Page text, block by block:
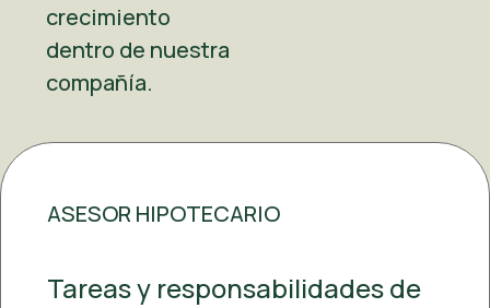
crecimiento
dentro de nuestra
compañía.
ASESOR HIPOTECARIO
Tareas y responsabilidades de